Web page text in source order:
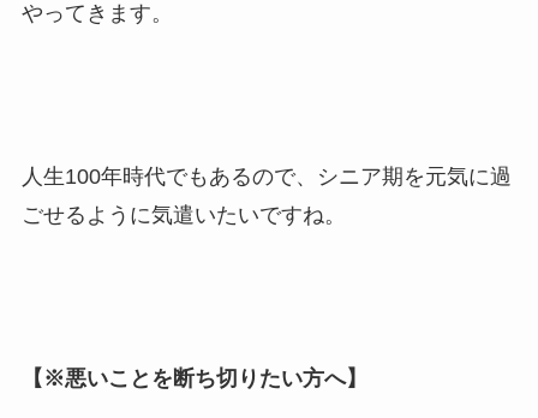
やってきます。
人生100年時代でもあるので、シニア期を元気に過
ごせるように気遣いたいですね。
【※悪いことを断ち切りたい方へ】